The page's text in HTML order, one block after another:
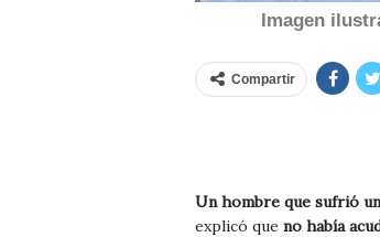
Imagen
Compartir
Un hombre que sufrió
explicó que no había